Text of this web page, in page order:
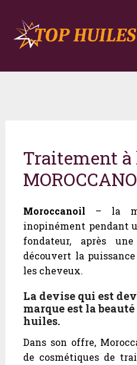
Traitement à
Moroccanoil – la
inopinément pendant
fondateur, après
découvert la
les cheveux.
La devise qui est
marque est la
huiles.
Dans son offre,
de cosmétiques de